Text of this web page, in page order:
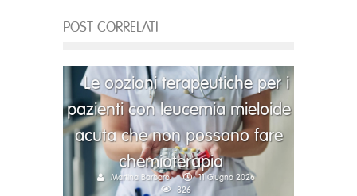
POST CORRELATI
Le opzioni terapeutiche per i
pazienti con leucemia mieloide
acuta che non possono fare
chemioterapia
Martina Barbaro
11 Giugno 2026
826